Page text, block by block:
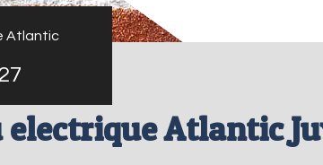
Atlantic
electrique Atlantic